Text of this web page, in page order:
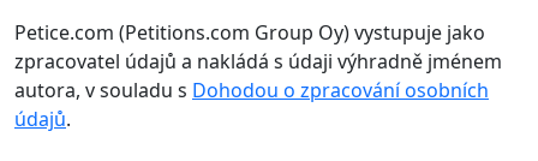
Petice.com (Petitions.com Group Oy) vystupuje jako
zpracovatel údajů a nakládá s údaji výhradně jménem
autora, v souladu s Dohodou o zpracování osobních
údajů.